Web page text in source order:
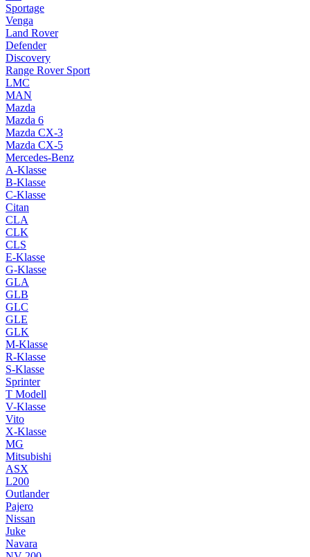
Sportage
Venga
Land Rover
Defender
Discovery
Range Rover Sport
LMC
MAN
Mazda
Mazda 6
Mazda CX-3
Mazda CX-5
Mercedes-Benz
A-Klasse
B-Klasse
C-Klasse
Citan
CLA
CLK
CLS
E-Klasse
G-Klasse
GLA
GLB
GLC
GLE
GLK
M-Klasse
R-Klasse
S-Klasse
Sprinter
T Modell
V-Klasse
Vito
X-Klasse
MG
Mitsubishi
ASX
L200
Outlander
Pajero
Nissan
Juke
Navara